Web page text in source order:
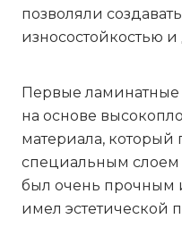
позволяли
износостойкостью
Первые
на основе
материала, который
специальным слоем
был очень прочным
имел эстетической